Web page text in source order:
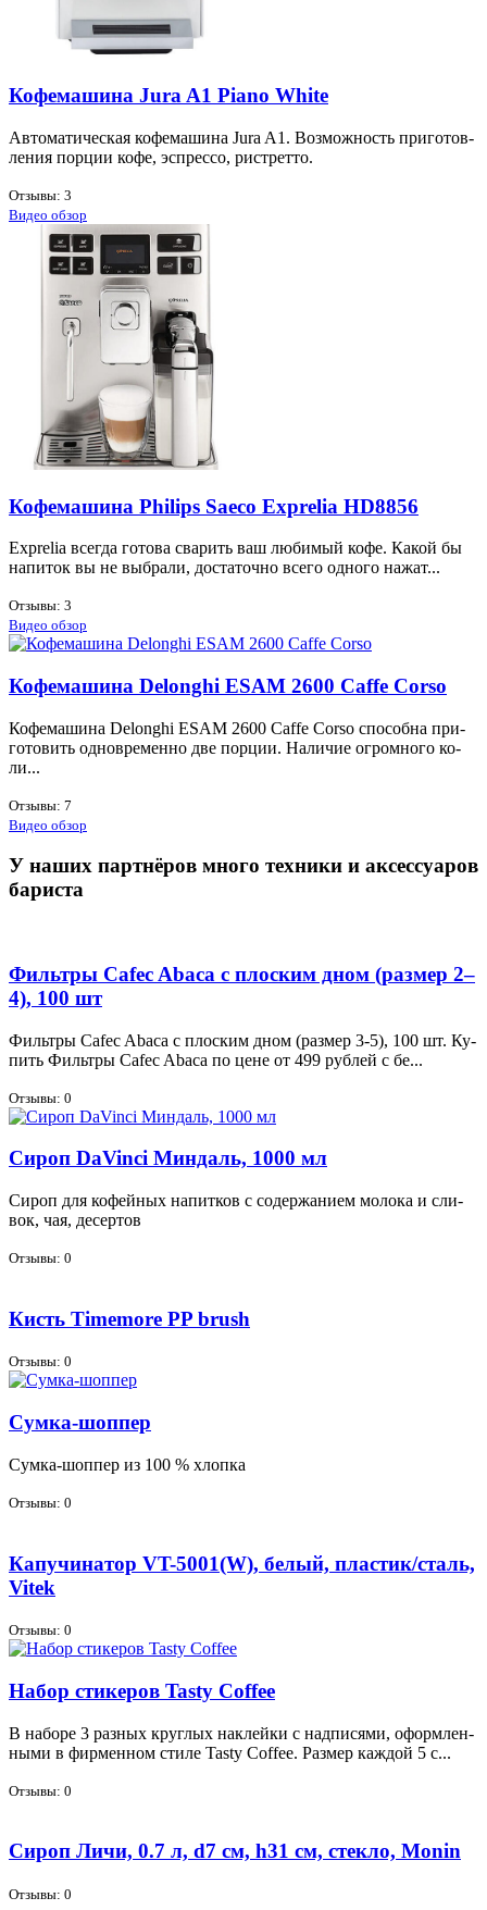
Кофемашина Jura A1 Piano White
Ав­то­ма­ти­че­ская ко­фе­ма­ши­на Jura A1. Воз­мож­ность при­го­тов­
ле­ния пор­ции ко­фе, эс­прес­со, ри­стрет­то.
Отзывы: 3
Видео обзор
Кофемашина Philips Saeco Exprelia HD8856
Exprelia все­гда го­то­ва сва­рить ваш лю­би­мый ко­фе. Ка­кой бы
на­пи­ток вы не вы­бра­ли, до­ста­точ­но все­го од­но­го на­жат...
Отзывы: 3
Видео обзор
Кофемашина Delonghi ESAM 2600 Caffe Corso
Ко­фе­ма­ши­на Delonghi ESAM 2600 Caffe Corso спо­соб­на при­
го­то­вить од­новре­мен­но две пор­ции. На­ли­чие огром­но­го ко­
ли...
Отзывы: 7
Видео обзор
У наших партнёров много техники и аксессуаров
бариста
Фильтры Cafec Abaca с плоским дном (размер 2–
4), 100 шт
Филь­тры Cafec Abaca с плос­ким дном (раз­мер 3-5), 100 шт. Ку­
пить Филь­тры Cafec Abaca по цене от 499 руб­лей с бе...
Отзывы: 0
Сироп DaVinci Миндаль, 1000 мл
Си­роп для ко­фей­ных на­пит­ков с со­дер­жа­ни­ем мо­ло­ка и сли­
вок, чая, де­сер­тов
Отзывы: 0
Кисть Timemore PP brush
Отзывы: 0
Сумка-шоппер
Сум­ка-шоп­пер из 100 % хлоп­ка
Отзывы: 0
Капучинатор VT-5001(W), белый, пластик/сталь,
Vitek
Отзывы: 0
Набор стикеров Tasty Coffee
В на­бо­ре 3 раз­ных круг­лых на­клей­ки с над­пи­ся­ми, оформ­лен­
ны­ми в фир­мен­ном сти­ле Tasty Coffee. Раз­мер каж­дой 5 с...
Отзывы: 0
Сироп Личи, 0.7 л, d7 см, h31 см, стекло, Monin
Отзывы: 0